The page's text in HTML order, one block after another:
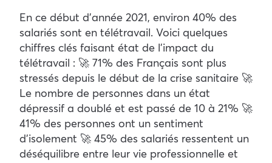
En ce début d’année 2021, environ 40% des
salariés sont en télétravail. Voici quelques
chiffres clés faisant état de l’impact du
télétravail : 🚀 71% des Français sont plus
stressés depuis le début de la crise sanitaire 🚀
Le nombre de personnes dans un état
dépressif a doublé et est passé de 10 à 21% 🚀
41% des personnes ont un sentiment
d’isolement 🚀 45% des salariés ressentent un
déséquilibre entre leur vie professionnelle et